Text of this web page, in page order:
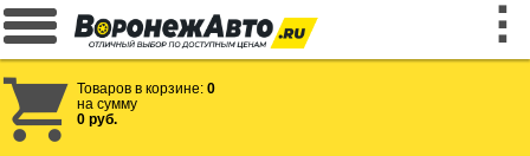
Товаров в корзине: 0
на сумму
0 руб.